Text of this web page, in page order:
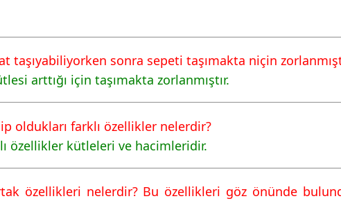
taşıyabiliyorken sonra sepeti taşımakta niçin
arttığı için taşımakta zorlanmıştır.
oldukları farklı özellikler nelerdir?
özellikler kütleleri ve hacimleridir.
özellikleri nelerdir? Bu özellikleri göz önünde